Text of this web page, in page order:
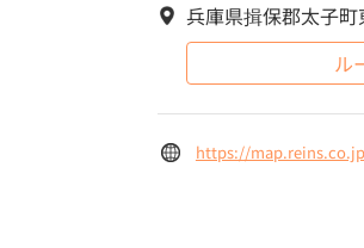
兵庫県揖保郡太子町
ル
https://